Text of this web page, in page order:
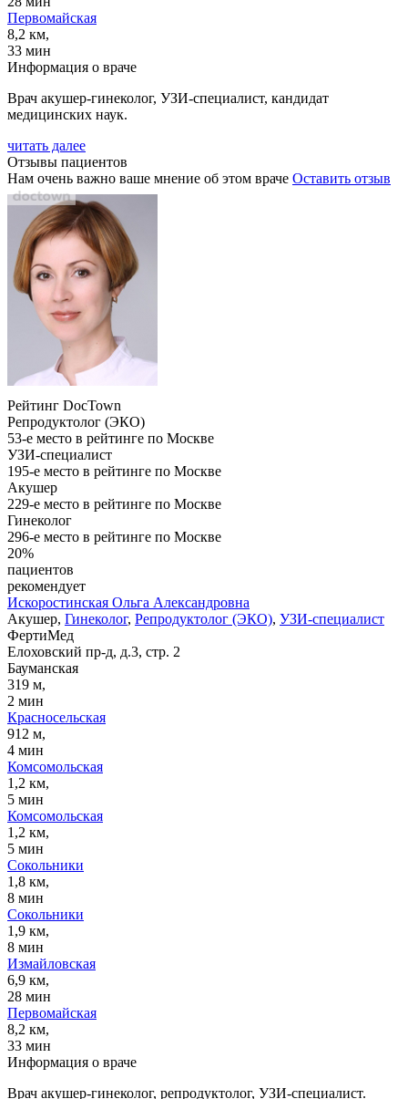
Первомайская
8,2 км,
33 мин
Информация о враче
Врач акушер-гинеколог, УЗИ-специалист, кандидат
медицинских наук.
читать далее
Отзывы пациентов
Нам очень важно ваше мнение об этом враче Оставить отзыв
Рейтинг DocTown
Репродуктолог (ЭКО)
53-е место в рейтинге по Москве
УЗИ-специалист
195-е место в рейтинге по Москве
Акушер
229-е место в рейтинге по Москве
Гинеколог
296-е место в рейтинге по Москве
20%
пациентов
рекомендует
Искоростинская Ольга Александровна
Акушер, Гинеколог, Репродуктолог (ЭКО), УЗИ-специалист
ФертиМед
Елоховский пр-д, д.3, стр. 2
Бауманская
319 м,
2 мин
Красносельская
912 м,
4 мин
Комсомольская
1,2 км,
5 мин
Комсомольская
1,2 км,
5 мин
Сокольники
1,8 км,
8 мин
Сокольники
1,9 км,
8 мин
Измайловская
6,9 км,
28 мин
Первомайская
8,2 км,
33 мин
Информация о враче
Врач акушер-гинеколог, репродуктолог, УЗИ-специалист.